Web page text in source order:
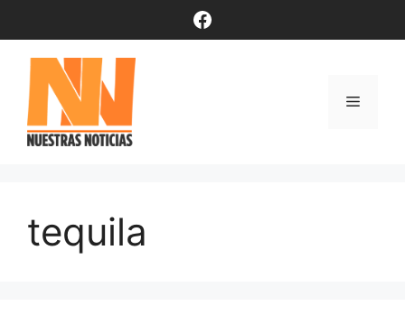
contenido
Facebook
Menú
tequila